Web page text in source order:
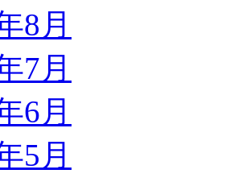
8月
7月
6月
5月